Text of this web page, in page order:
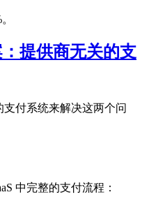
提供商无关的支
支付系统来解决这两个问
中完整的支付流程：